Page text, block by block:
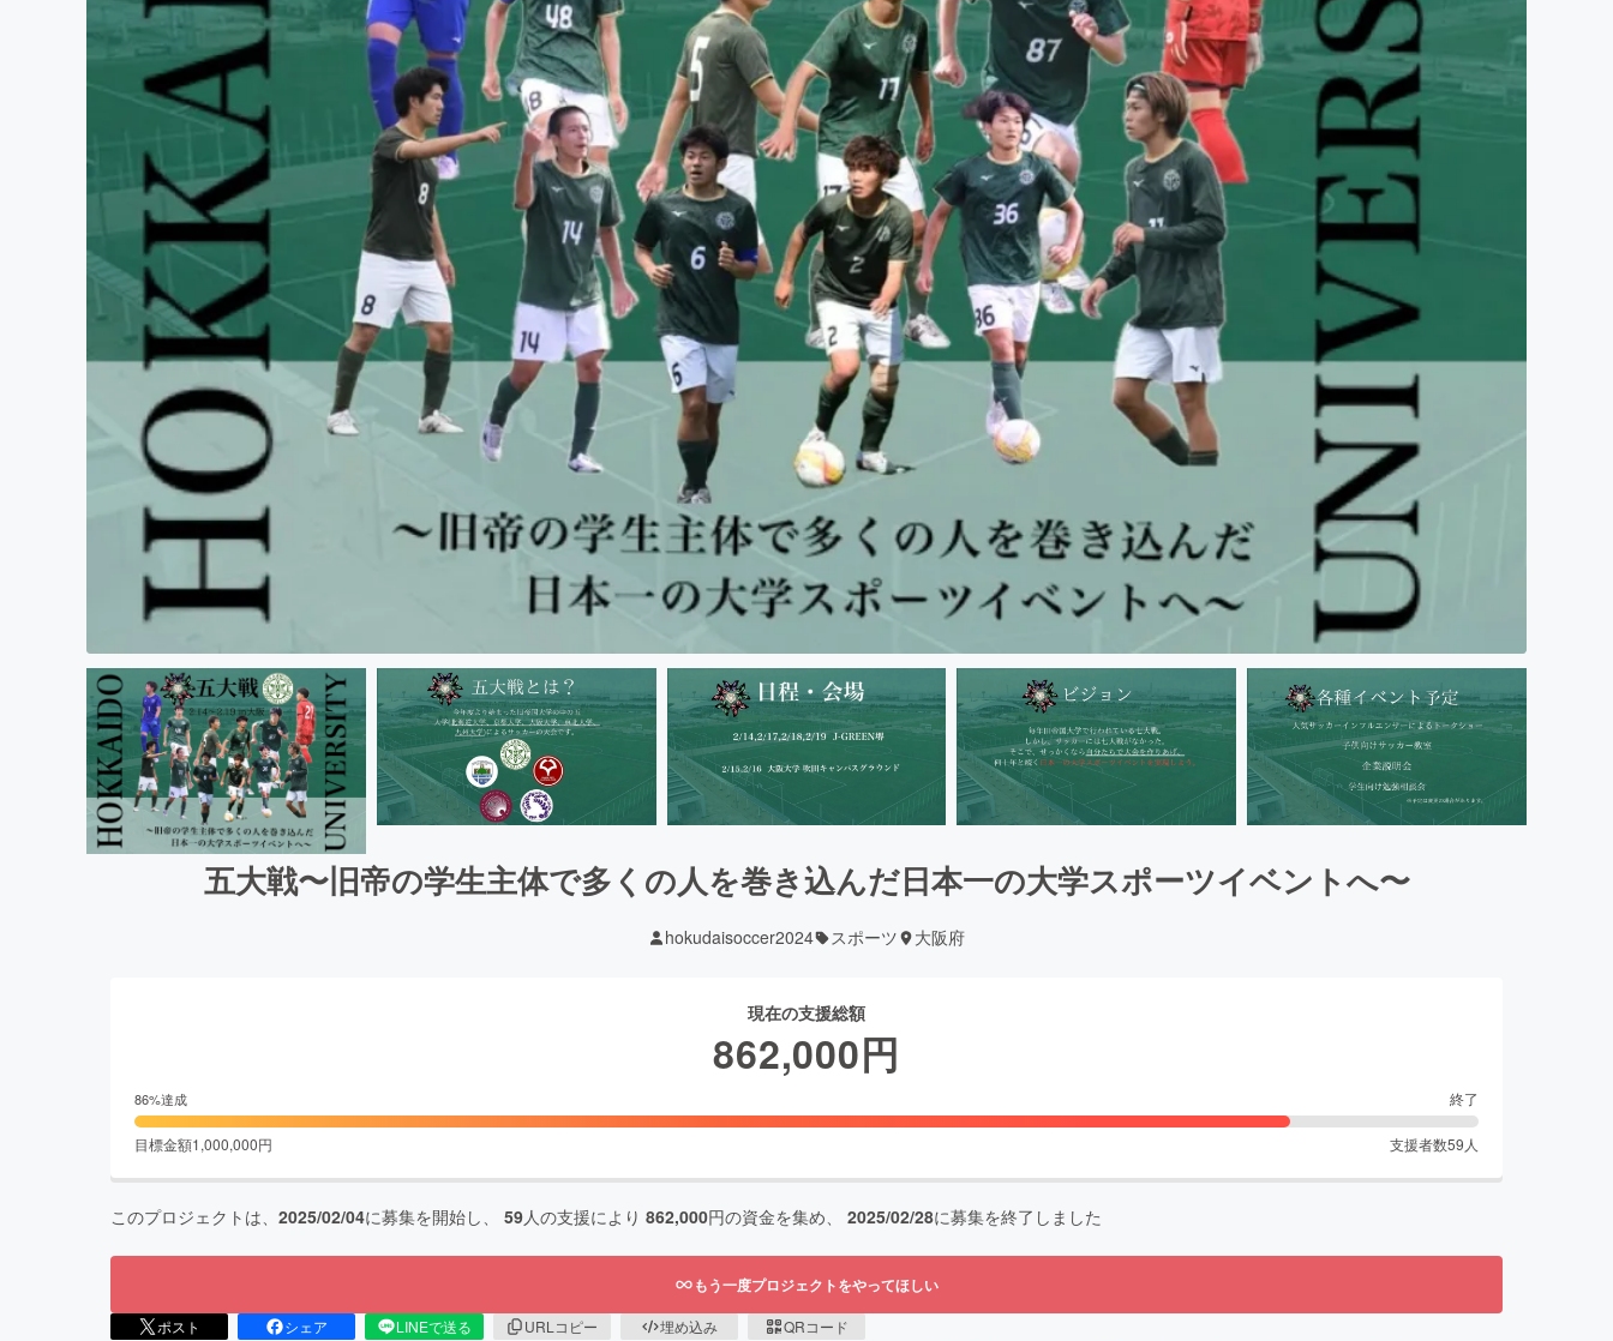
五大戦〜旧帝の学生主体で多くの人を巻き込んだ日本一の大学スポーツイベントへ〜
hokudaisoccer2024 スポーツ 大阪府
現在の支援総額
862,000円
86%達成 終了
目標金額1,000,000円 支援者数59 人
このプロジェクトは、 2025/02/04に募集を開始し、 59人の支援により 862,000円の資金を集め、 2025/02/28に募集を終了しました
もう一度プロジェクトをやってほしい
ポスト シェア LINEで送る URLコピー 埋め込み QRコード